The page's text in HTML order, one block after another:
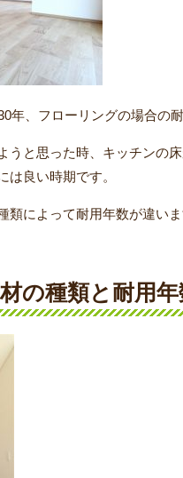
年、フローリングの場合の
うと思った時、キッチンの
は良い時期です。
類によって耐用年数が違い
の種類と耐用年